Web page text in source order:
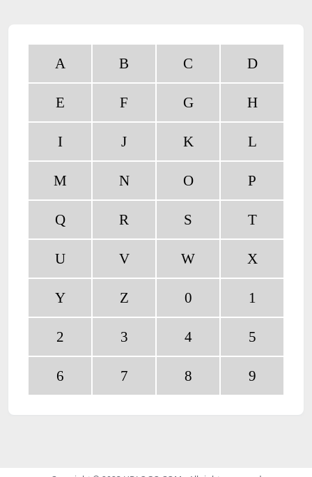
A B C D
E F G H
I J K L
M N O P
Q R S T
U V W X
Y Z 0 1
2 3 4 5
6 7 8 9